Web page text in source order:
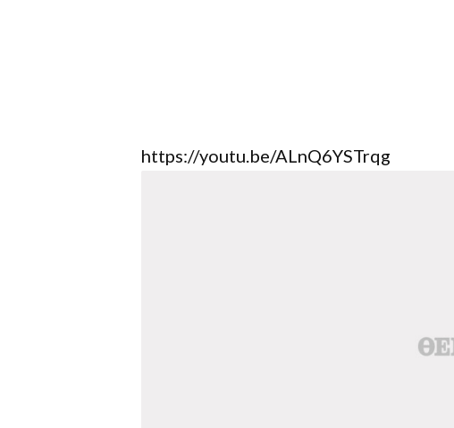
https://youtu.be/ALnQ6YSTrqg